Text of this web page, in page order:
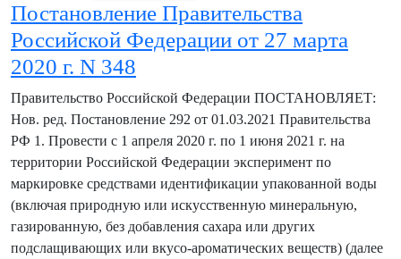
Постановление Правительства
Российской Федерации от 27 марта
2020 г. N 348
Правительство Российской Федерации ПОСТАНОВЛЯЕТ:
Нов. ред. Постановление 292 от 01.03.2021 Правительства
РФ 1. Провести с 1 апреля 2020 г. по 1 июня 2021 г. на
территории Российской Федерации эксперимент по
маркировке средствами идентификации упакованной воды
(включая природную или искусственную минеральную,
газированную, без добавления сахара или других
подслащивающих или вкусо-ароматических веществ) (далее